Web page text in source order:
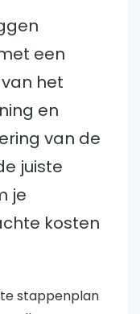
een
het
en
van de
juiste
je
kosten
stappenplan